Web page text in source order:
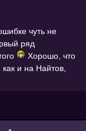
чуть не
ряд
Хорошо, что
и на Найтов,